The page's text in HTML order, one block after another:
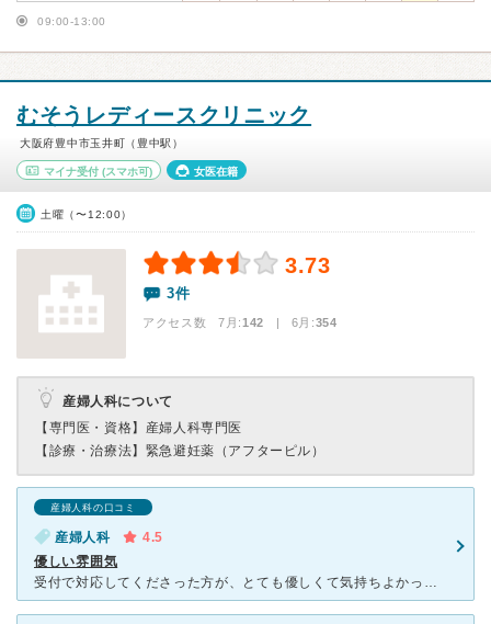
09:00-13:00
むそうレディースクリニック
大阪府豊中市玉井町（豊中駅）
マイナ受付 (スマホ可) 女医在籍
土曜（〜12:00）
3.73
3件
アクセス数 7月:142 | 6月:354
産婦人科について
【専門医・資格】 産婦人科専門医
【診療・治療法】 緊急避妊薬（アフターピル）
産婦人科の口コミ
産婦人科
4.5
優しい雰囲気
受付で対応してくださった方が、とても優しくて気持ちよかったです。 うっかりしてて、お金が足りなかったのですが 近くなのですぐにとってきます！というと、笑顔で待っててくださいました。 ほかの病院で